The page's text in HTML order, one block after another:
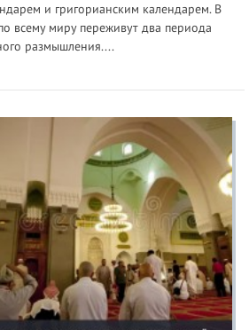
и григорианским календарем. В
всему миру переживут два периода
размышления....